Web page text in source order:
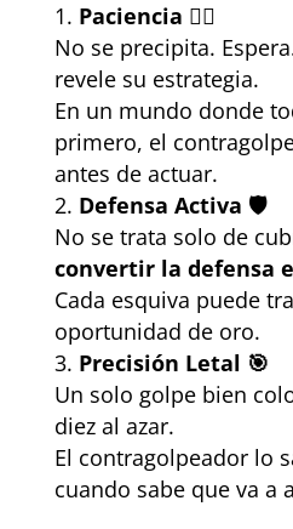
Paciencia 🧘‍♂️
No se precipita.
revele su estrategia.
En un mundo donde
primero, el
antes de actuar.
Defensa Activa 🛡️
No se trata solo de
convertir la defensa
Cada esquiva puede
oportunidad de oro.
Precisión Letal 🎯
Un solo golpe bien
diez al azar.
El contragolpeador lo
cuando sabe que va a